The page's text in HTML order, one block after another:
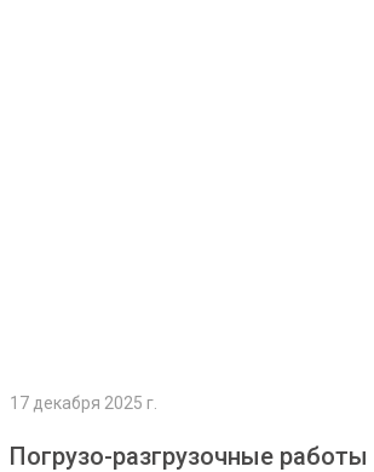
17 декабря 2025 г.
Погрузо-разгрузочные